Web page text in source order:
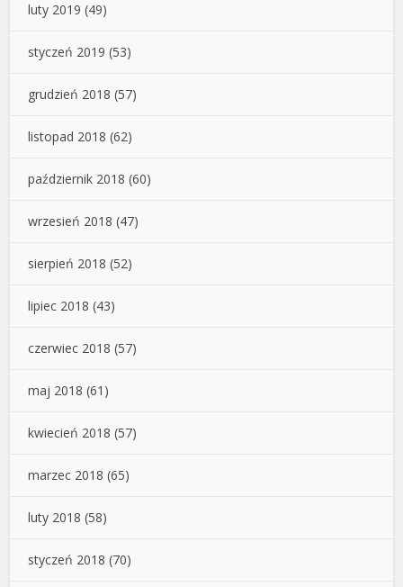
luty 2019 (49)
styczeń 2019 (53)
grudzień 2018 (57)
listopad 2018 (62)
październik 2018 (60)
wrzesień 2018 (47)
sierpień 2018 (52)
lipiec 2018 (43)
czerwiec 2018 (57)
maj 2018 (61)
kwiecień 2018 (57)
marzec 2018 (65)
luty 2018 (58)
styczeń 2018 (70)